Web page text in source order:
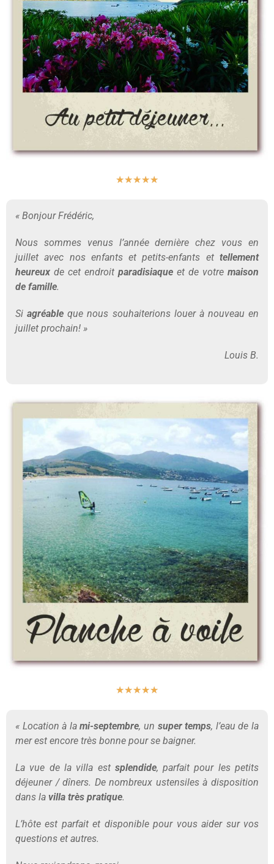
★★★★★
« Bonjour Frédéric,
Nous sommes venus l’année dernière chez vous en
juillet avec nos enfants et petits-enfants et tellement
heureux de cet endroit paradisiaque et de votre maison
de famille.
Siagréable que nous souhaiterions louer à nouveau en
juillet prochain! »
Louis B.
★★★★★
« Location à lami-septembre, un super temps, l’eau de la
mer est encore très bonne pour se baigner.
La vue de la villa est splendide, parfait pour les petits
déjeuner / dîners. De nombreux ustensiles à disposition
dans la villa très pratique.
L’hôte est parfait et disponible pour vous aider sur vos
questions et autres.